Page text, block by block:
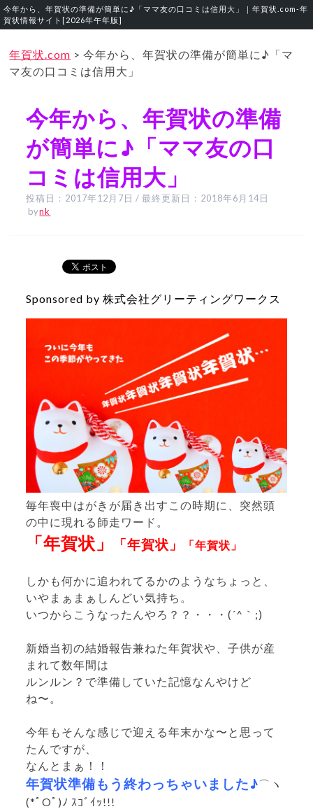
今年から、年賀状の準備が簡単に♪「ママ友の口コミは信用大」｜年賀状.com‐年
賀状情報サイト[2026年午年版]
年賀状.com >今年から、年賀状の準備が簡単に♪「マ
マ友の口コミは信用大」
今年から、年賀状の準備
が簡単に♪「ママ友の口
コミは信用大」
投稿日： 2017年12月7日 / 最終更新日： 2018年6月14日
bynk
Sponsored by 株式会社グリーティングワークス
毎年喪中はがきが届き出すこの時期に、突然頭
の中に現れる師走ワード。
「年賀状」 「年賀状」 「年賀状」
しかも何かに追われてるかのようなちょっと、
いやまぁまぁしんどい気持ち。
いつからこうなったんやろ？？・・・(´^｀;)
新婚当初の結婚報告兼ねた年賀状や、子供が産
まれて数年間は
ルンルン？で準備していた記憶なんやけど
ね〜。
今年もそんな感じで迎える年末かな〜と思って
たんですが、
なんとまぁ！！
年賀状準備もう終わっちゃいました♪⌒ヽ
(*ﾟOﾟ)ﾉ ｽｺﾞｲｯ!!!